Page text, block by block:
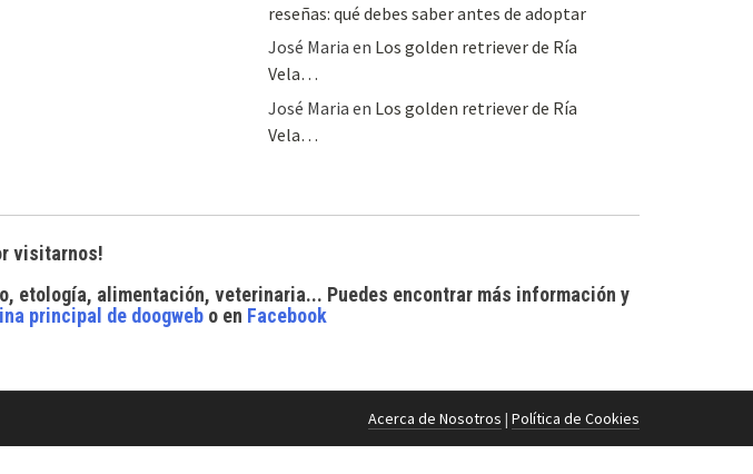
reseñas: qué debes saber antes de adoptar
José Maria en Los golden retriever de Ría
Vela…
José Maria en Los golden retriever de Ría
Vela…
visitarnos!
etología, alimentación, veterinaria... Puedes encontrar más información y
principal de doogwebo en Facebook
Acerca de Nosotros | Política de Cookies